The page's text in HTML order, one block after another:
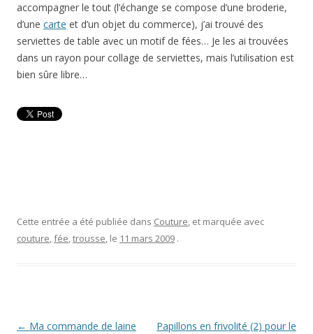
accompagner le tout (l’échange se compose d’une broderie,
d’une carte et d’un objet du commerce), j’ai trouvé des
serviettes de table avec un motif de fées… Je les ai trouvées
dans un rayon pour collage de serviettes, mais l’utilisation est
bien sûre libre…
Cette entrée a été publiée dans Couture, et marquée avec
couture,fée,trousse, le 11 mars 2009 .
Navigation
← Ma commande de laine
Papillons en frivolité (2) pour le